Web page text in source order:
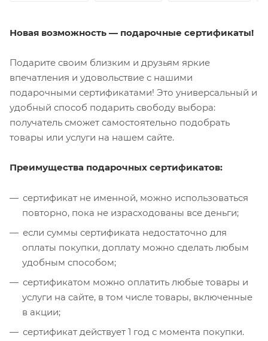
Новая возможность — подарочные сертификаты!
Подарите своим близким и друзьям яркие
впечатления и удовольствие с нашими
подарочными сертификатами! Это универсальный и
удобный способ подарить свободу выбора:
получатель сможет самостоятельно подобрать
товары или услуги на нашем сайте.
Преимущества подарочных сертификатов:
сертификат не именной, можно использоваться
повторно, пока не израсходованы все деньги;
если суммы сертификата недостаточно для
оплаты покупки, доплату можно сделать любым
удобным способом;
сертификатом можно оплатить любые товары и
услуги на сайте, в том числе товары, включенные
в акции;
сертификат действует 1 год с момента покупки.